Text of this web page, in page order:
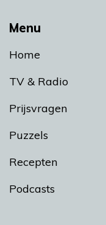
Menu
Home
TV & Radio
Prijsvragen
Puzzels
Recepten
Podcasts